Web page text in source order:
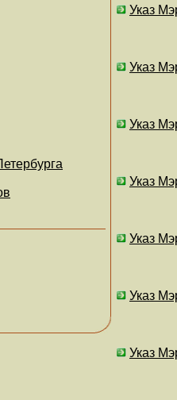
Указ
Указ
Указ
Указ
Указ
Указ
Указ